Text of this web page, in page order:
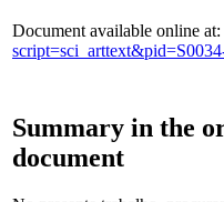
Document available online at:
Summary in the
document